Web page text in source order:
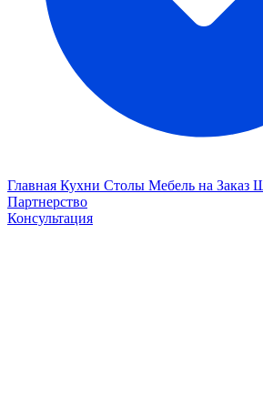
Главная Кухни Столы Мебель на Заказ
Партнерство
Консультация